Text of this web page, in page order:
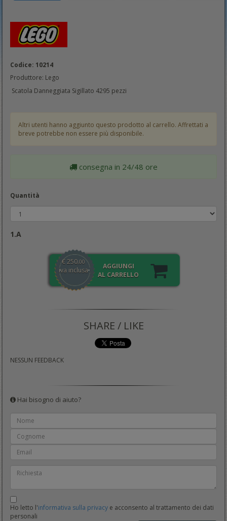
Codice: 10214
Produttore: Lego
Scatola Danneggiata Sigillato 4295 pezzi
Altri utenti hanno aggiunto questo prodotto al carrello. Affrettati a
breve potrebbe non essere più disponibile.
consegna in 24/48 ore
Quantità
1.A
€ 250,00
iva inclusa
AGGIUNGI
AL CARRELLO
SHARE / LIKE
NESSUN FEEDBACK
Hai bisogno di aiuto?
Ho letto l'informativa sulla privacy e acconsento al trattamento dei dati
personali